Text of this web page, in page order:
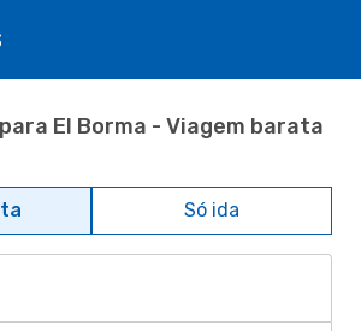
El Borma - Viagem barata
Só ida